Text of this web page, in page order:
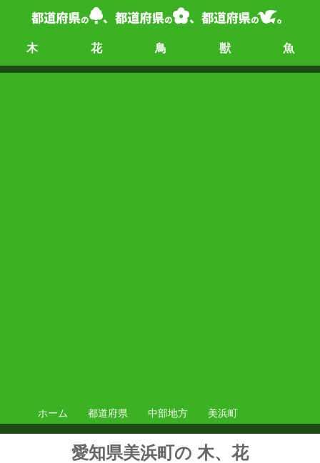
木 花 鳥 獣 魚
ホーム 都道府県 中部地方 美浜町
愛知県美浜町の 木、花